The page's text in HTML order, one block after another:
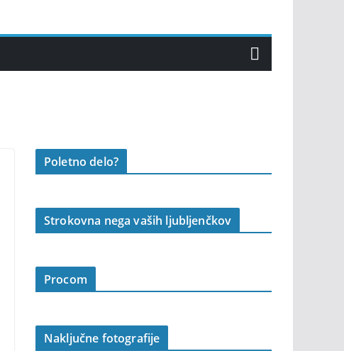
Poletno delo?
Strokovna nega vaših ljubljenčkov
Procom
Naključne fotografije